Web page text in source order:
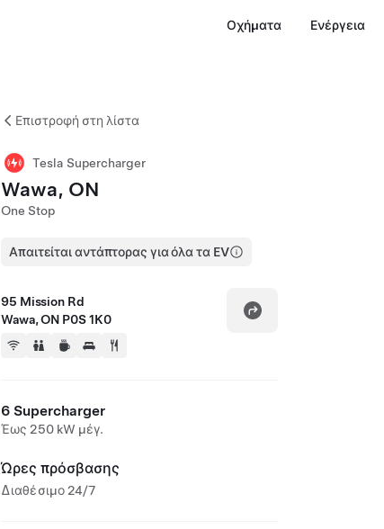
Οχήματα Ενέργεια
Επιστροφή στη λίστα
Tesla Supercharger
Wawa, ON
One Stop
Απαιτείται αντάπτορας για όλα τα EV
95 Mission Rd
Wawa, ON P0S 1K0
6 Supercharger
Έως 250 kW μέγ.
Ώρες πρόσβασης
Διαθέσιμο 24/7